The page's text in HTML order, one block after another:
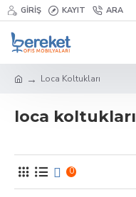
GIRIŞ KAYIT ARA
Loca Koltukları
loca koltukları
0